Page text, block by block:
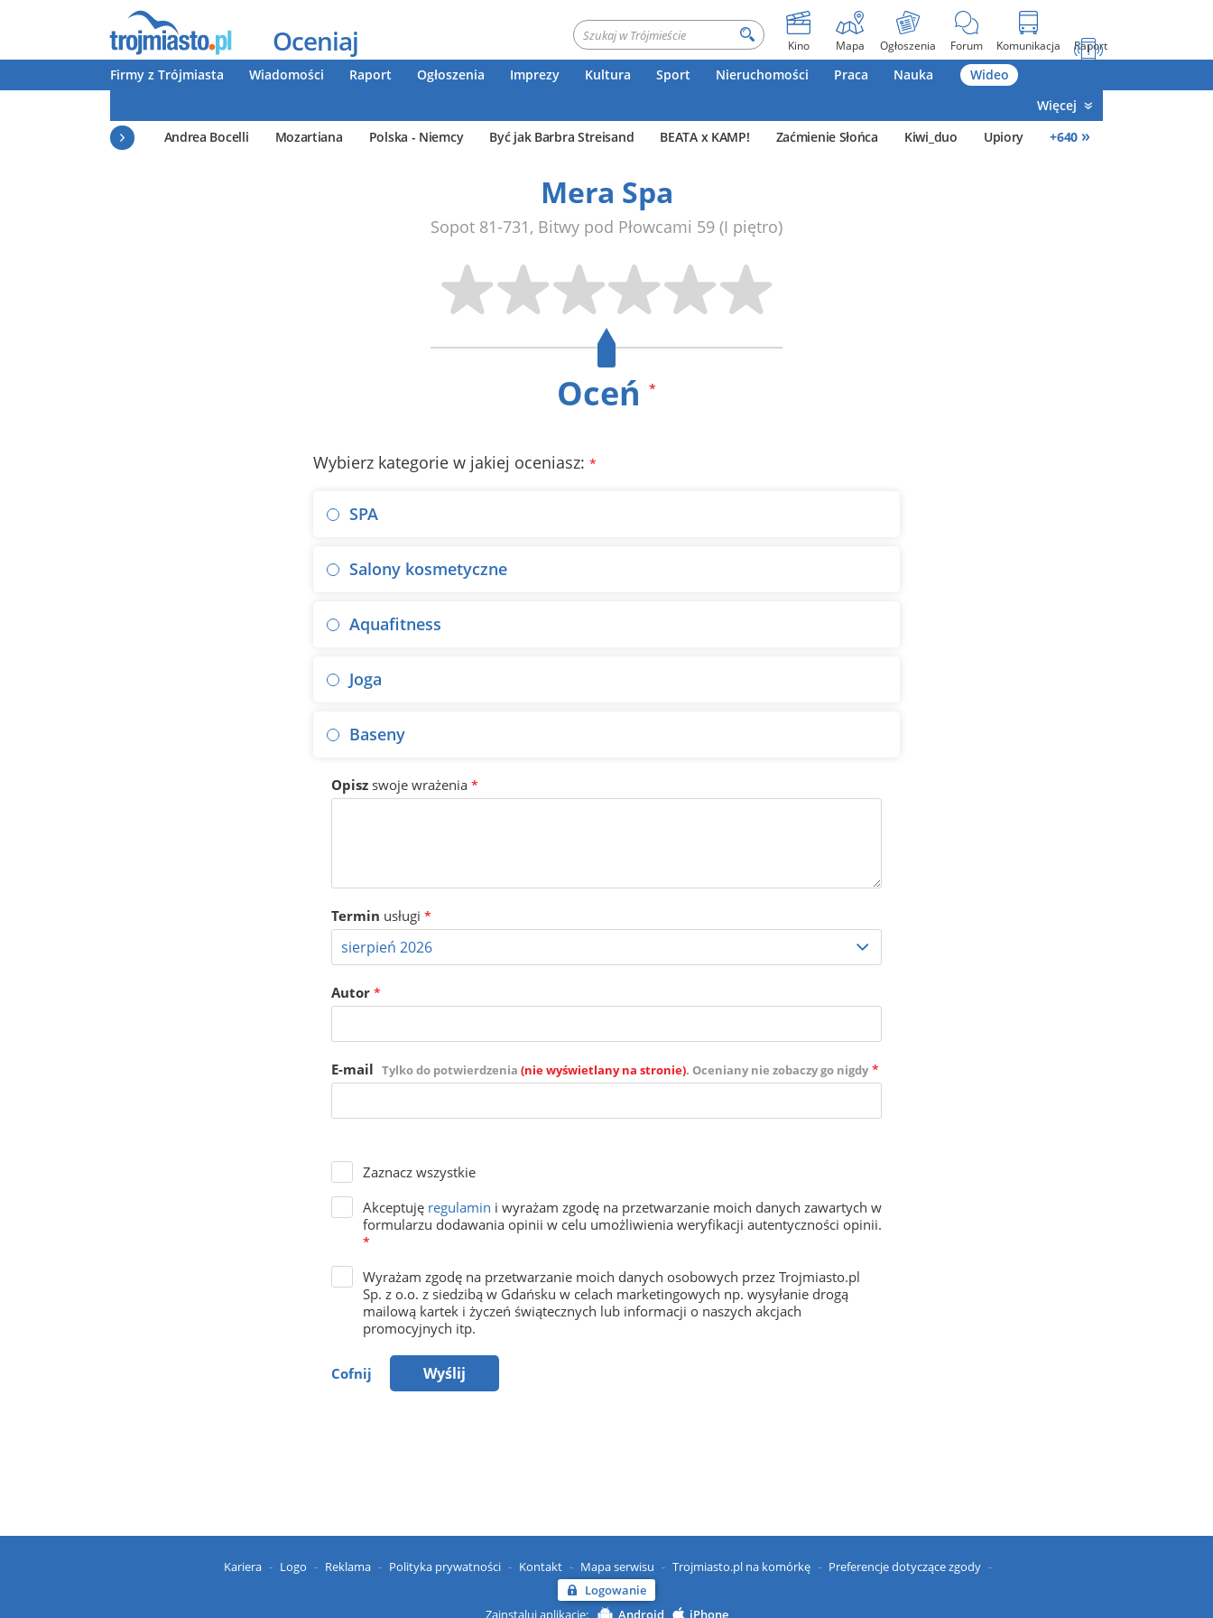
Oceniaj Kino Mapa Ogłoszenia Forum Komunikacja Raport
Firmy z Trójmiasta Wiadomości Raport Ogłoszenia Imprezy Kultura Sport Nieruchomości Praca Nauka
Wideo
Więcej
Andrea Bocelli
Mozartiana Polska - Niemcy Być jak Barbra Streisand BEATA x KAMP! Zaćmienie Słońca Kiwi_duo Upiory +640 »
Mera Spa
Sopot 81-731, Bitwy pod Płowcami 59 (I piętro)
Oceń *
Wybierz kategorie w jakiej oceniasz: *
SPA
Salony kosmetyczne
Aquafitness
Joga
Baseny
Opisz swoje wrażenia *
Termin usługi *
Autor *
E-mail Tylko do potwierdzenia (nie wyświetlany na stronie). Oceniany nie zobaczy go nigdy *
Zaznacz wszystkie
Akceptuję regulamin i wyrażam zgodę na przetwarzanie moich danych zawartych w
formularzu dodawania opinii w celu umożliwienia weryfikacji autentyczności opinii.
*
Wyrażam zgodę na przetwarzanie moich danych osobowych przez Trojmiasto.pl
Sp. z o.o. z siedzibą w Gdańsku w celach marketingowych np. wysyłanie drogą
mailową kartek i życzeń świątecznych lub informacji o naszych akcjach
promocyjnych itp.
Cofnij Wyślij
Kariera Logo Reklama Polityka prywatności Kontakt Mapa serwisu Trojmiasto.pl na komórkę
Preferencje dotyczące zgody
Logowanie
Zainstaluj aplikację:
Android iPhone